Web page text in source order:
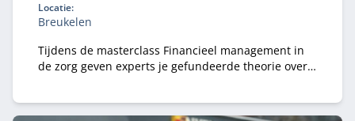
Locatie:
Breukelen
Tijdens de masterclass Financieel management in
de zorg geven experts je gefundeerde theorie over